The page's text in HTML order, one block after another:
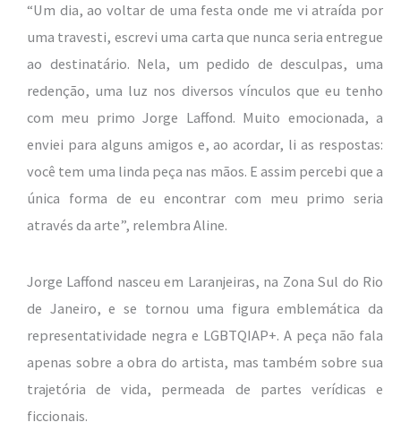
“Um dia, ao voltar de uma festa onde me vi atraída por
uma travesti, escrevi uma carta que nunca seria entregue
ao destinatário. Nela, um pedido de desculpas, uma
redenção, uma luz nos diversos vínculos que eu tenho
com meu primo Jorge Laffond. Muito emocionada, a
enviei para alguns amigos e, ao acordar, li as respostas:
você tem uma linda peça nas mãos. E assim percebi que a
única forma de eu encontrar com meu primo seria
através da arte”, relembra Aline.
Jorge Laffond nasceu em Laranjeiras, na Zona Sul do Rio
de Janeiro, e se tornou uma figura emblemática da
representatividade negra e LGBTQIAP+. A peça não fala
apenas sobre a obra do artista, mas também sobre sua
trajetória de vida, permeada de partes verídicas e
ficcionais.